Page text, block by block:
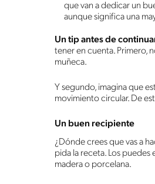
que van a dedicar un
aunque significa una
Un tip antes de
tener en cuenta. Primero,
muñeca.
Y segundo, imagina que
movimiento circular. De
Un buen recipiente
¿Dónde crees que vas a
pida la receta. Los puedes
madera o porcelana.